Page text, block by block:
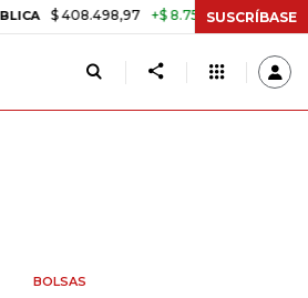
$ 408.498,97 +$ 8.753,81 +2,19% TASA
SUSCRÍBASE
BOLSAS